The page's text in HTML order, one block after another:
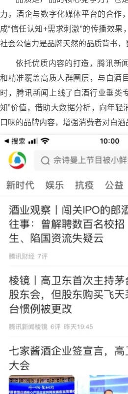
力。酒企与数字化媒体平台的合作
成“信任认知+需求刺激”的传播效果
社会公信力是品牌天然的品质背书，
依托优质内容的打造，腾讯新
和精准覆盖高质人群圈层，与白酒
时，腾讯新闻上线了白酒行业垂类
知”价值，借助大数据分析，向年轻
口味的品牌内容，增强消费者对白酒